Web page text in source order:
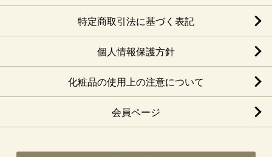
特定商取引法に基づく表記
個人情報保護方針
化粧品の使用上の注意について
会員ページ